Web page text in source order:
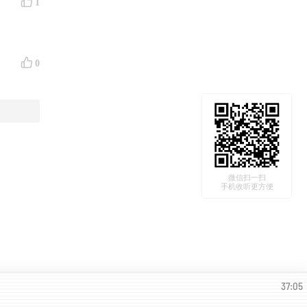
1
0
微信扫一扫
手机收听更方便
37:05